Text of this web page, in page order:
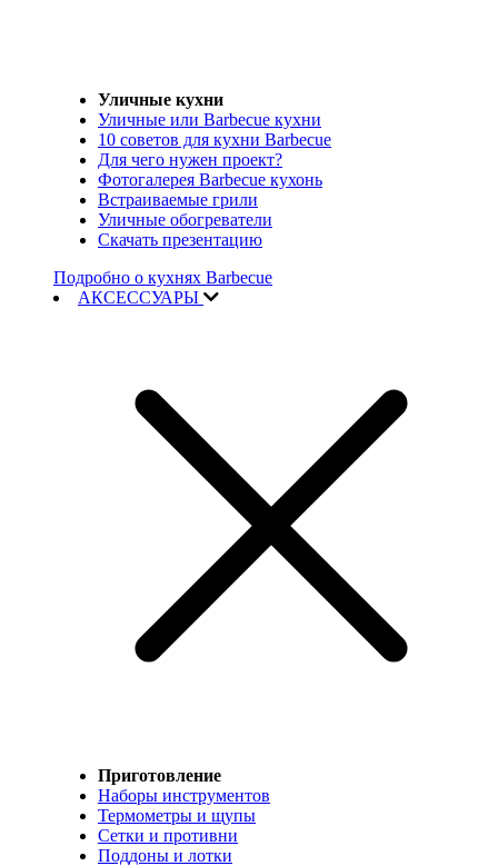
Уличные кухни
Уличные или Barbecue кухни
10 советов для кухни Barbecue
Для чего нужен проект?
Фотогалерея Barbecue кухонь
Встраиваемые грили
Уличные обогреватели
Скачать презентацию
Подробно о кухнях Barbecue
АКСЕССУАРЫ
Приготовление
Наборы инструментов
Термометры и щупы
Сетки и противни
Поддоны и лотки